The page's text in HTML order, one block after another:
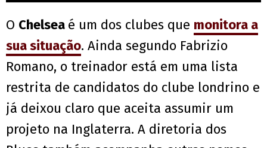
O Chelsea é um dos clubes que monitora a
sua situação. Ainda segundo Fabrizio
Romano, o treinador está em uma lista
restrita de candidatos do clube londrino e
já deixou claro que aceita assumir um
projeto na Inglaterra. A diretoria dos